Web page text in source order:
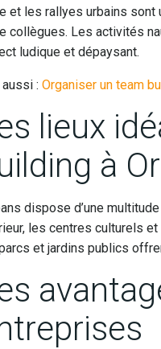
et les rallyes urbains sont
collègues. Les activités
ludique et dépaysant.
: Organiser un team
lieux
à
dispose d’une
les centres culturels
et jardins publics